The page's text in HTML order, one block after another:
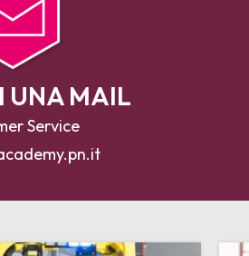
UNA MAIL
Service